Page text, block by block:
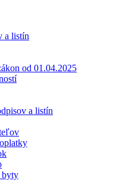
a listín
od 01.04.2025
a listín
byty